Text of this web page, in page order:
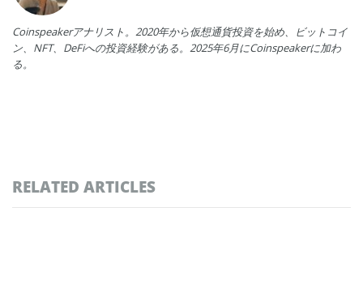
Coinspeakerアナリスト。2020年から仮想通貨投資を始め、ビットコイ
ン、NFT、DeFiへの投資経験がある。2025年6月にCoinspeakerに加わ
る。
RELATED ARTICLES